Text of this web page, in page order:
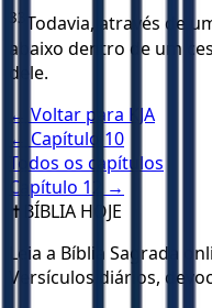
33 Todavia, através de
abaixo dentro de um
dele.
← Voltar para KJA
← Capítulo 10
Todos os capítulos
Capítulo 12
→
✝️ BÍBLIA HOJE
Leia a Bíblia Sagrada
Versículos diários,